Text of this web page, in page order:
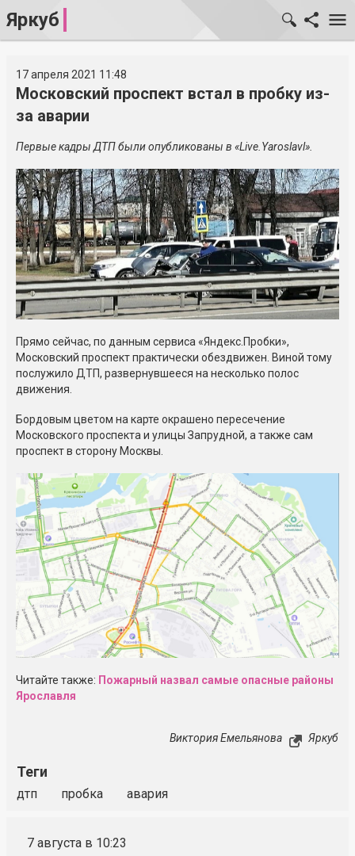
Яркуб
17 апреля 2021 11:48
Московский проспект встал в пробку из-
за аварии
Первые кадры ДТП были опубликованы в «Live.Yaroslavl».
Прямо сейчас, по данным сервиса «Яндекс.Пробки»,
Московский проспект практически обездвижен. Виной тому
послужило ДТП, развернувшееся на несколько полос
движения.
Бордовым цветом на карте окрашено пересечение
Московского проспекта и улицы Запрудной, а также сам
проспект в сторону Москвы.
Читайте также: Пожарный назвал самые опасные районы
Ярославля
Виктория Емельянова Яркуб
Теги
дтп пробка авария
7 августа в 10:23